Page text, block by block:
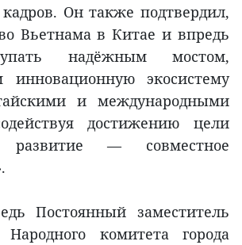
Он также подтвердил,
Вьетнама в Китае и впредь
надёжным мостом,
инновационную экосистему
и международными
достижению цели
развитие — совместное
Постоянный заместитель
Народного комитета города